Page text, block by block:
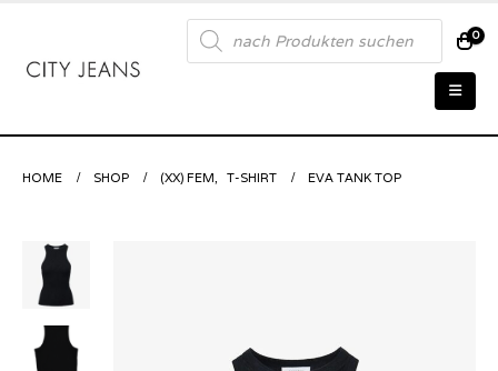
Products
search 0
HOME SHOP (XX) FEM, T-SHIRT EVA TANK TOP